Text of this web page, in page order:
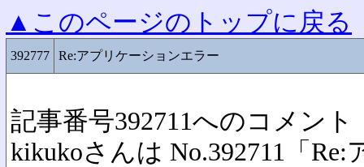
▲このページのトップに戻る
392777 Re:アプリケーションエラー
記事番号392711へのコメント
kikukoさんは No.392711「